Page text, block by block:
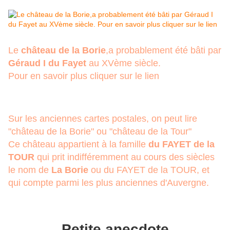
Le château de la Borie,a probablement été bâti par
Géraud I du Fayet au XVème siècle.
Pour en savoir plus cliquer sur le lien
Sur les anciennes cartes postales, on peut lire
"château de la Borie" ou "château de la Tour"
Ce château appartient à la famille du FAYET de la
TOUR qui prit indifféremment au cours des siècles
le nom de La Borie ou du FAYET de la TOUR, et
qui compte parmi les plus anciennes d'Auvergne.